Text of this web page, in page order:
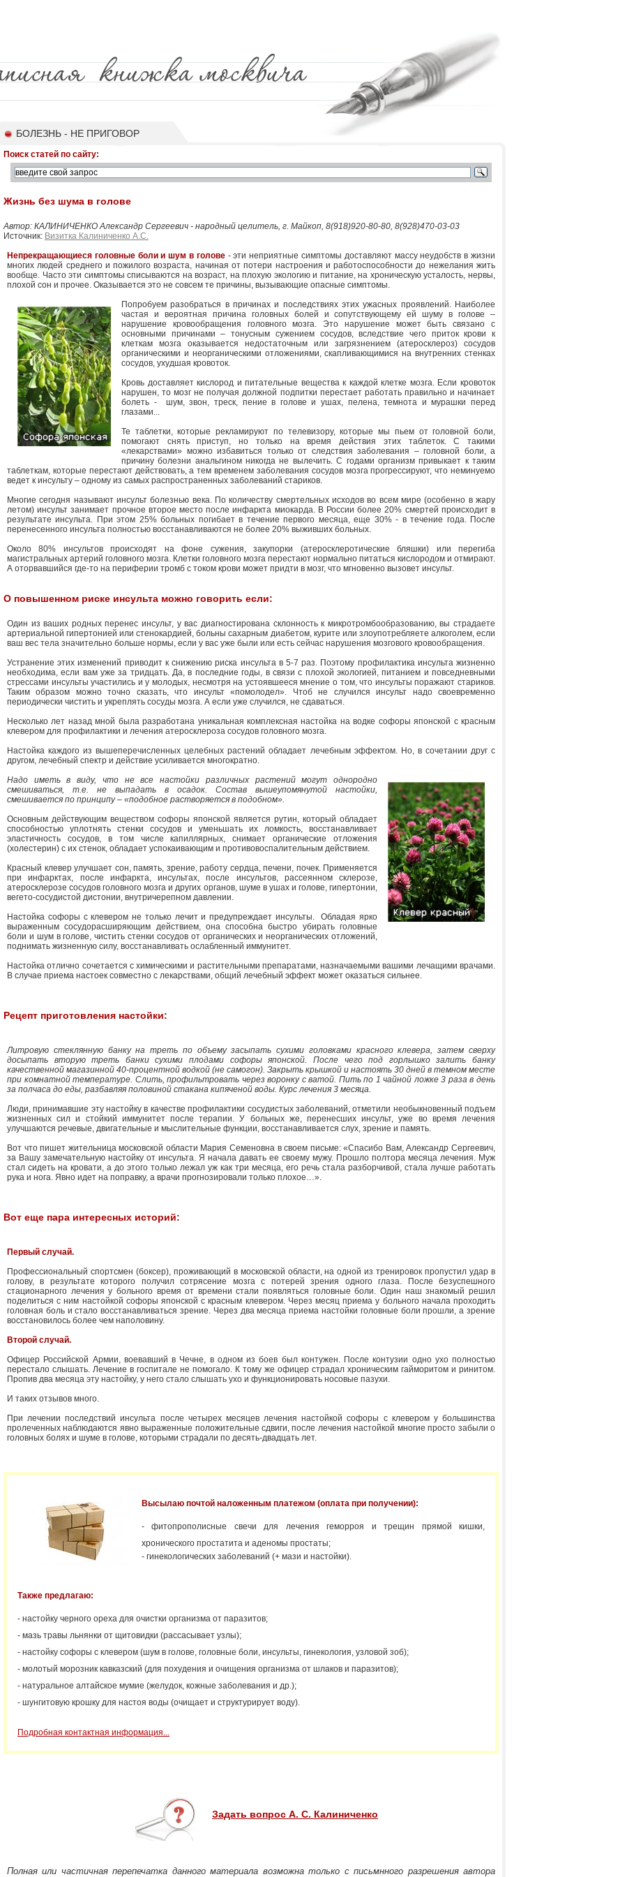
БОЛЕЗНЬ - НЕ ПРИГОВОР
Поиск статей по сайту:
Жизнь без шума в голове
Автор: КАЛИНИЧЕНКО Александр Сергеевич - народный целитель, г. Майкоп, 8(918)920-80-80, 8(928)470-03-03
Источник: Визитка Калиниченко А.С.
Непрекращающиеся головные боли и шум в голове- эти неприятные симптомы доставляют массу неудобств в жизни
многих людей среднего и пожилого возраста, начиная от потери настроения и работоспособности до нежелания жить
вообще. Часто эти симптомы списываются на возраст, на плохую экологию и питание, на хроническую усталость, нервы,
плохой сон и прочее. Оказывается это не совсем те причины, вызывающие опасные симптомы.
Попробуем разобраться в причинах и последствиях этих ужасных проявлений. Наиболее
частая и вероятная причина головных болей и сопутствующему ей шуму в голове –
нарушение кровообращения головного мозга. Это нарушение может быть связано с
основными причинами – тонусным сужением сосудов, вследствие чего приток крови к
клеткам мозга оказывается недостаточным или загрязнением (атеросклероз) сосудов
органическими и неорганическими отложениями, скапливающимися на внутренних стенках
сосудов, ухудшая кровоток.
Кровь доставляет кислород и питательные вещества к каждой клетке мозга. Если кровоток
нарушен, то мозг не получая должной подпитки перестает работать правильно и начинает
болеть - шум, звон, треск, пение в голове и ушах, пелена, темнота и мурашки перед
глазами...
Те таблетки, которые рекламируют по телевизору, которые мы пьем от головной боли,
помогают снять приступ, но только на время действия этих таблеток. С такими
«лекарствами» можно избавиться только от следствия заболевания – головной боли, а
причину болезни анальгином никогда не вылечить. С годами организм привыкает к таким
таблеткам, которые перестают действовать, а тем временем заболевания сосудов мозга прогрессируют, что неминуемо
ведет к инсульту – одному из самых распространенных заболеваний стариков.
Многие сегодня называют инсульт болезнью века. По количеству смертельных исходов во всем мире (особенно в жару
летом) инсульт занимает прочное второе место после инфаркта миокарда. В России более 20% смертей происходит в
результате инсульта. При этом 25% больных погибает в течение первого месяца, еще 30% - в течение года. После
перенесенного инсульта полностью восстанавливаются не более 20% выживших больных.
Около 80% инсультов происходят на фоне сужения, закупорки (атеросклеротические бляшки) или перегиба
магистральных артерий головного мозга. Клетки головного мозга перестают нормально питаться кислородом и отмирают.
А оторвавшийся где-то на периферии тромб с током крови может придти в мозг, что мгновенно вызовет инсульт.
О повышенном риске инсульта можно говорить если:
Один из ваших родных перенес инсульт, у вас диагностирована склонность к микротромбообразованию, вы страдаете
артериальной гипертонией или стенокардией, больны сахарным диабетом, курите или злоупотребляете алкоголем, если
ваш вес тела значительно больше нормы, если у вас уже были или есть сейчас нарушения мозгового кровообращения.
Устранение этих изменений приводит к снижению риска инсульта в 5-7 раз. Поэтому профилактика инсульта жизненно
необходима, если вам уже за тридцать. Да, в последние годы, в связи с плохой экологией, питанием и повседневными
стрессами инсульты участились и у молодых, несмотря на устоявшееся мнение о том, что инсульты поражают стариков.
Таким образом можно точно сказать, что инсульт «помолодел». Чтоб не случился инсульт надо своевременно
периодически чистить и укреплять сосуды мозга. А если уже случился, не сдаваться.
Несколько лет назад мной была разработана уникальная комплексная настойка на водке софоры японской с красным
клевером для профилактики и лечения атеросклероза сосудов головного мозга.
Настойка каждого из вышеперечисленных целебных растений обладает лечебным эффектом. Но, в сочетании друг с
другом, лечебный спектр и действие усиливается многократно.
Надо иметь в виду, что не все настойки различных растений могут однородно
смешиваться, т.е. не выпадать в осадок. Состав вышеупомянутой настойки,
смешивается по принципу – «подобное растворяется в подобном».
Основным действующим веществом софоры японской является рутин, который обладает
способностью уплотнять стенки сосудов и уменьшать их ломкость, восстанавливает
эластичность сосудов, в том числе капиллярных, снимает органические отложения
(холестерин) с их стенок, обладает успокаивающим и противовоспалительным действием.
Красный клевер улучшает сон, память, зрение, работу сердца, печени, почек. Применяется
при инфарктах, после инфаркта, инсультах, после инсультов, рассеянном склерозе,
атеросклерозе сосудов головного мозга и других органов, шуме в ушах и голове, гипертонии,
вегето-сосудистой дистонии, внутричерепном давлении.
Настойка софоры с клевером не только лечит и предупреждает инсульты. Обладая ярко
выраженным сосудорасширяющим действием, она способна быстро убирать головные
боли и шум в голове, чистить стенки сосудов от органических и неорганических отложений,
поднимать жизненную силу, восстанавливать ослабленный иммунитет.
Настойка отлично сочетается с химическими и растительными препаратами, назначаемыми вашими лечащими врачами.
В случае приема настоек совместно с лекарствами, общий лечебный эффект может оказаться сильнее.
Рецепт приготовления настойки:
Литровую стеклянную банку на треть по объему засыпать сухими головками красного клевера, затем сверху
досыпать вторую треть банки сухими плодами софоры японской. После чего под горлышко залить банку
качественной магазинной 40-процентной водкой (не самогон). Закрыть крышкой и настоять 30 дней в темном месте
при комнатной температуре. Слить, профильтровать через воронку с ватой. Пить по 1 чайной ложке 3 раза в день
за полчаса до еды, разбавляя половиной стакана кипяченой воды. Курс лечения 3 месяца.
Люди, принимавшие эту настойку в качестве профилактики сосудистых заболеваний, отметили необыкновенный подъем
жизненных сил и стойкий иммунитет после терапии. У больных же, перенесших инсульт, уже во время лечения
улучшаются речевые, двигательные и мыслительные функции, восстанавливается слух, зрение и память.
Вот что пишет жительница московской области Мария Семеновна в своем письме: «Спасибо Вам, Александр Сергеевич,
за Вашу замечательную настойку от инсульта. Я начала давать ее своему мужу. Прошло полтора месяца лечения. Муж
стал сидеть на кровати, а до этого только лежал уж как три месяца, его речь стала разборчивой, стала лучше работать
рука и нога. Явно идет на поправку, а врачи прогнозировали только плохое…».
Вот еще пара интересных историй:
Первый случай.
Профессиональный спортсмен (боксер), проживающий в московской области, на одной из тренировок пропустил удар в
голову, в результате которого получил сотрясение мозга с потерей зрения одного глаза. После безуспешного
стационарного лечения у больного время от времени стали появляться головные боли. Один наш знакомый решил
поделиться с ним настойкой софоры японской с красным клевером. Через месяц приема у больного начала проходить
головная боль и стало восстанавливаться зрение. Через два месяца приема настойки головные боли прошли, а зрение
восстановилось более чем наполовину.
Второй случай.
Офицер Российской Армии, воевавший в Чечне, в одном из боев был контужен. После контузии одно ухо полностью
перестало слышать. Лечение в госпитале не помогало. К тому же офицер страдал хроническим гайморитом и ринитом.
Пропив два месяца эту настойку, у него стало слышать ухо и функционировать носовые пазухи.
И таких отзывов много.
При лечении последствий инсульта после четырех месяцев лечения настойкой софоры с клевером у большинства
пролеченных наблюдаются явно выраженные положительные сдвиги, после лечения настойкой многие просто забыли о
головных болях и шуме в голове, которыми страдали по десять-двадцать лет.
Высылаю почтой наложенным платежом (оплата при получении):
- фитопрополисные свечи для лечения геморроя и трещин прямой кишки,
хронического простатита и аденомы простаты;
- гинекологических заболеваний (+ мази и настойки).
Также предлагаю:
- настойку черного ореха для очистки организма от паразитов;
- мазь травы льнянки от щитовидки (рассасывает узлы);
- настойку софоры с клевером (шум в голове, головные боли, инсульты, гинекология, узловой зоб);
- молотый морозник кавказский (для похудения и очищения организма от шлаков и паразитов);
- натуральное алтайское мумие (желудок, кожные заболевания и др.);
- шунгитовую крошку для настоя воды (очищает и структурирует воду).
Подробная контактная информация...
Задать вопрос А. С. Калиниченко
Полная или частичная перепечатка данного материала возможна только с письмнного разрешения автора